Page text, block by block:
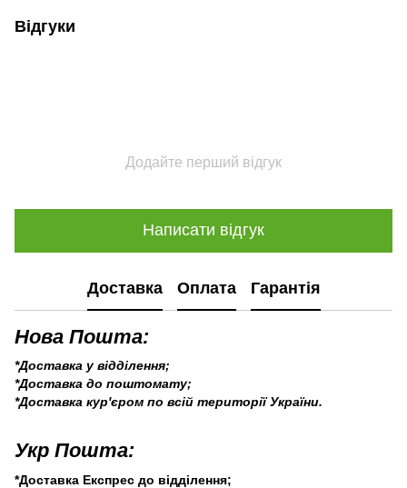
Відгуки
Додайте перший відгук
Написати відгук
Доставка Оплата Гарантія
Нова Пошта:
*Доставка у відділення;
*Доставка до поштомату;
*Доставка кур'єром по всій території України.
Укр Пошта:
*Доставка Експрес до відділення;